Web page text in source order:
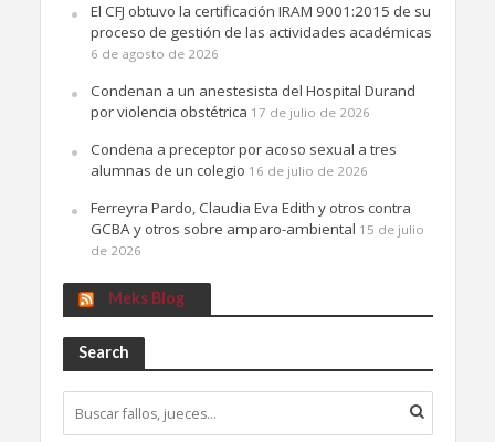
El CFJ obtuvo la certificación IRAM 9001:2015 de su
proceso de gestión de las actividades académicas
6 de agosto de 2026
Condenan a un anestesista del Hospital Durand
por violencia obstétrica 17 de julio de 2026
Condena a preceptor por acoso sexual a tres
alumnas de un colegio 16 de julio de 2026
Ferreyra Pardo, Claudia Eva Edith y otros contra
GCBA y otros sobre amparo-ambiental 15 de julio
de 2026
Meks Blog
Search